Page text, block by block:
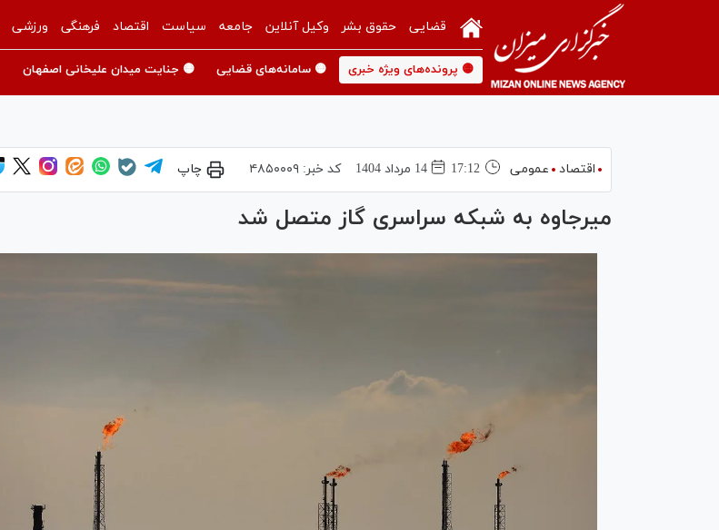
قضایی حقوق بشر وکیل آنلاین جامعه سیاست اقتصاد فرهنگی ورزشی
🟡 پرونده‌های ویژه خبری 🟡 سامانه‌های قضایی 🟡 جنایت میدان علیخانی اصفهان
اقتصاد عمومی 17:12 14 مرداد 1404 کد خبر: ۴۸۵۰۰۰۹ چاپ
میرجاوه به شبکه سراسری گاز متصل شد